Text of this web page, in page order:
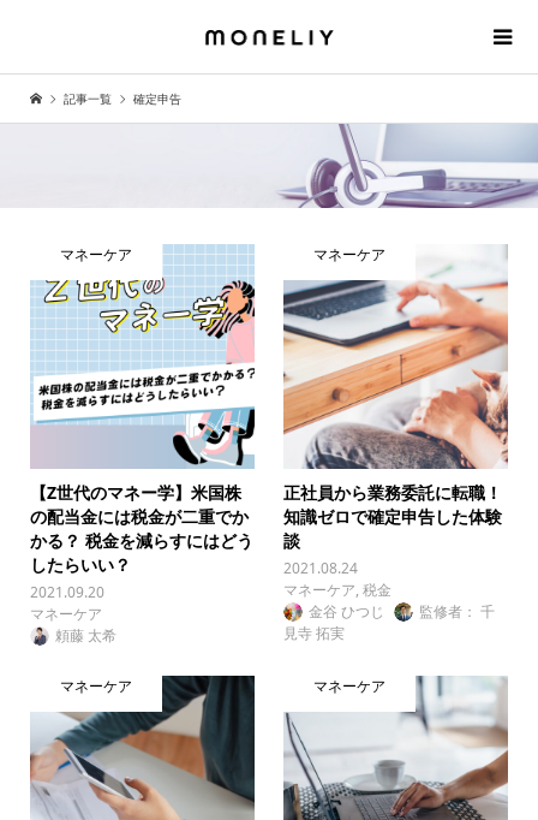
記事一覧 確定申告
マネーケア
【Z世代のマネー学】米国株
の配当金には税金が二重でか
かる？ 税金を減らすにはどう
したらいい？
2021.09.20
マネーケア
頼藤 太希
マネーケア
正社員から業務委託に転職！
知識ゼロで確定申告した体験
談
2021.08.24
マネーケア,税金
金谷 ひつじ
監修者： 千
見寺 拓実
マネーケア マネーケア